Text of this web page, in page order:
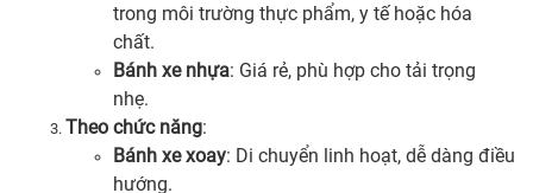
trong môi trường thực phẩm, y tế hoặc hóa
chất.
Bánh xe nhựa: Giá rẻ, phù hợp cho tải trọng
nhẹ.
Theo chức năng:
Bánh xe xoay: Di chuyển linh hoạt, dễ dàng điều
hướng.